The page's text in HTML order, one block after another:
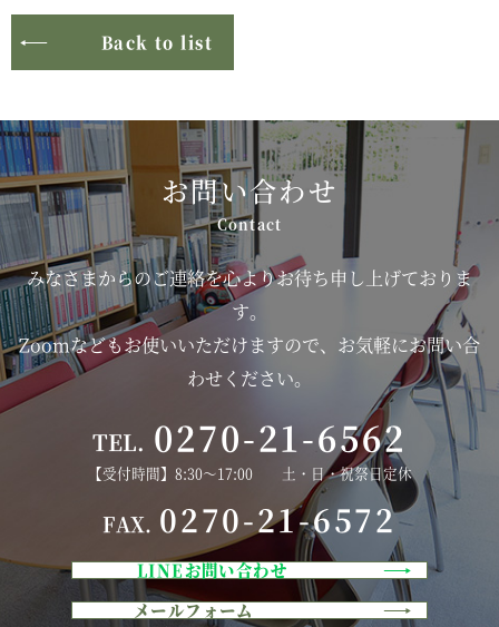
Back to list
お問い合わせ
みなさまからのご連絡を心よりお待ち申し上げておりま
す。
Zoomなどもお使いいただけますので、お気軽にお問い合
わせください。
TEL. 0270-21-6562
【受付時間】8:30～17:00 土・日・祝祭日定休
FAX. 0270-21-6572
LINEお問い合わせ
メールフォーム